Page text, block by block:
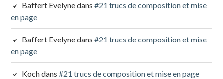
Baffert Evelynedans#21 trucs de composition et mise
en page
Baffert Evelynedans#21 trucs de composition et mise
en page
Kochdans#21 trucs de composition et mise en page